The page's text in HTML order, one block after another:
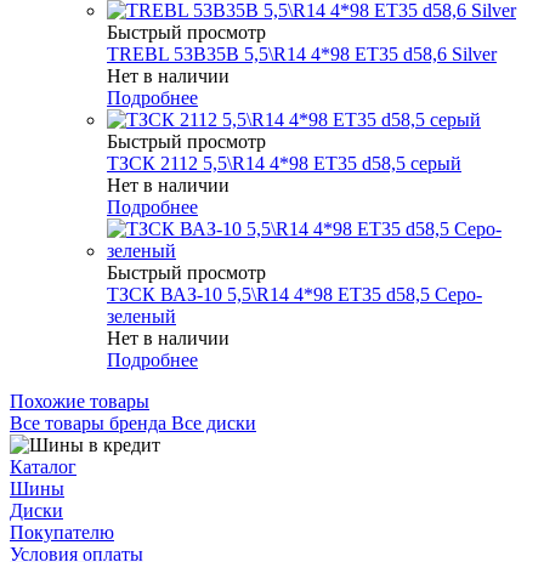
Быстрый просмотр
TREBL 53B35B 5,5\R14 4*98 ET35 d58,6 Silver
Нет в наличии
Подробнее
Быстрый просмотр
ТЗСК 2112 5,5\R14 4*98 ET35 d58,5 серый
Нет в наличии
Подробнее
Быстрый просмотр
ТЗСК ВАЗ-10 5,5\R14 4*98 ET35 d58,5 Серо-
зеленый
Нет в наличии
Подробнее
Похожие товары
Все товары бренда Все диски
Каталог
Шины
Диски
Покупателю
Условия оплаты